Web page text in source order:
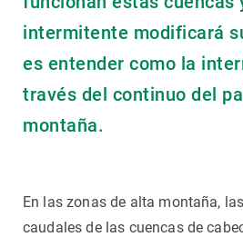
intermitente modificará
es entender como la
través del continuo del
montaña.
En las zonas de alta montaña,
caudales de las cuencas de